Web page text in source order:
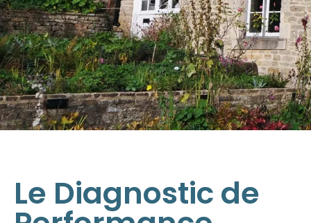
Le Diagnostic de